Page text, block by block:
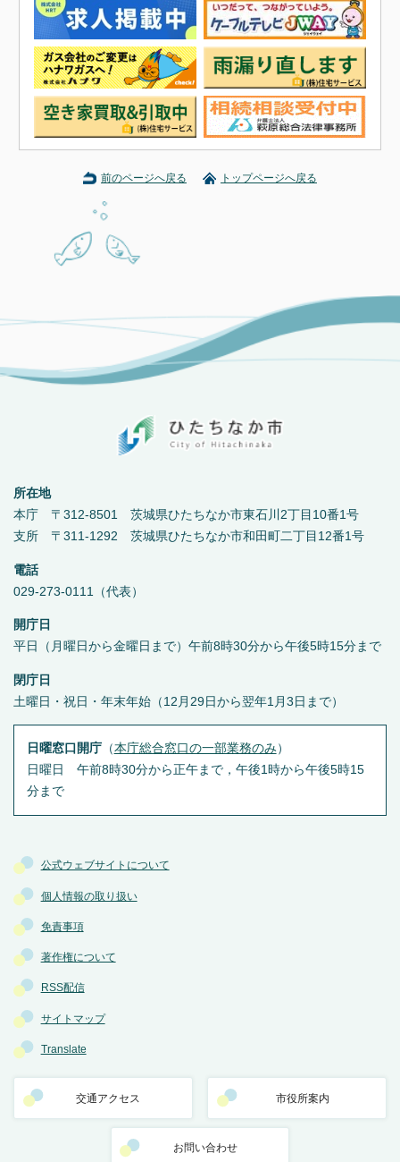
前のページへ戻る トップページへ戻る
公式ウェブサイトについて
個人情報の取り扱い
免責事項
著作権について
RSS配信
サイトマップ
Translate
交通アクセス 市役所案内
お問い合わせ
所在地
本庁 〒312-8501 茨城県ひたちなか市東石川2丁目10番1号
支所 〒311-1292 茨城県ひたちなか市和田町二丁目12番1号
電話
029-273-0111（代表）
開庁日
平日（月曜日から金曜日まで）午前8時30分から午後5時15分まで
閉庁日
土曜日・祝日・年末年始（12月29日から翌年1月3日まで）
日曜窓口開庁（本庁総合窓口の一部業務のみ ）
日曜日 午前8時30分から正午まで，午後1時から午後5時15
分まで